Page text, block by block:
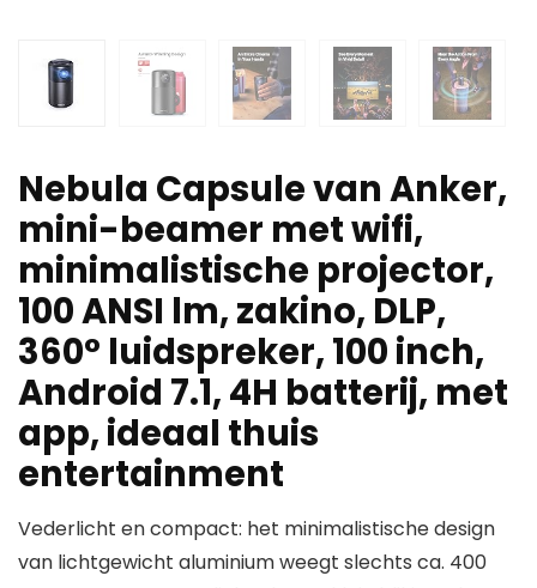
Nebula Capsule van Anker,
mini-beamer met wifi,
minimalistische projector,
100 ANSI lm, zakino, DLP,
360° luidspreker, 100 inch,
Android 7.1, 4H batterij, met
app, ideaal thuis
entertainment
Vederlicht en compact: het minimalistische design
van lichtgewicht aluminium weegt slechts ca. 400